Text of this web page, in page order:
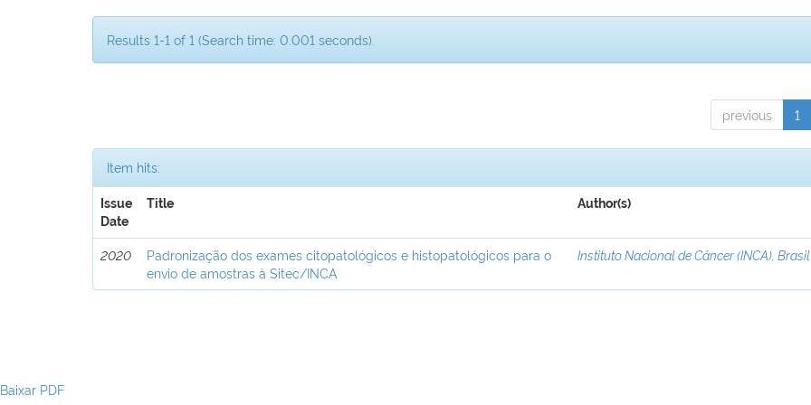
Results 1-1 of 1 (Search time: 0.001 seconds).
previous 1
Item hits:
Issue
Date
Title Author(s)
2020
Padronização dos exames citopatológicos e histopatológicos para o
envio de amostras à Sitec/INCA
Instituto Nacional de Câncer (INCA), Brasil
Baixar PDF